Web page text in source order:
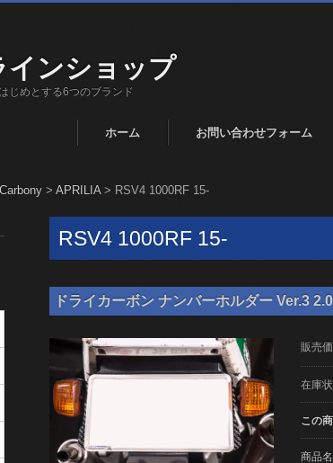
ンショップ
じめとする6つのブランド
ホーム お問い合わせフォーム
Carbony > APRILIA> RSV4 1000RF 15-
RSV4 1000RF 15-
ドライカーボン ナンバーホルダー Ver.3
販売
在庫
この
商品